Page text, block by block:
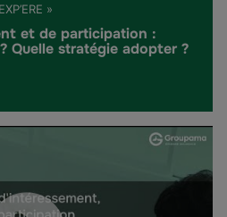
»
et de participation :
Quelle stratégie adopter ?